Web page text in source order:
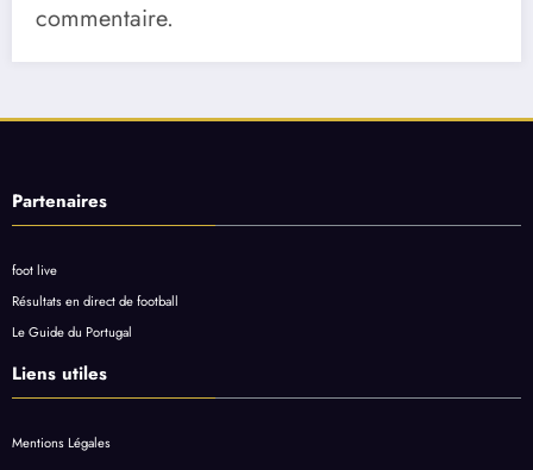
commentaire.
Partenaires
foot live
Résultats en direct de football
Le Guide du Portugal
Liens utiles
Mentions Légales